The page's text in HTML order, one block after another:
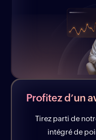
Profitez d’un
Tirez parti de
intégré de